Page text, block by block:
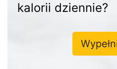
kalorii dziennie?